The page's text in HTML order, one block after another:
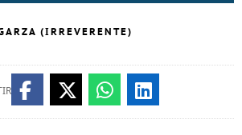
(IRREVERENTE)